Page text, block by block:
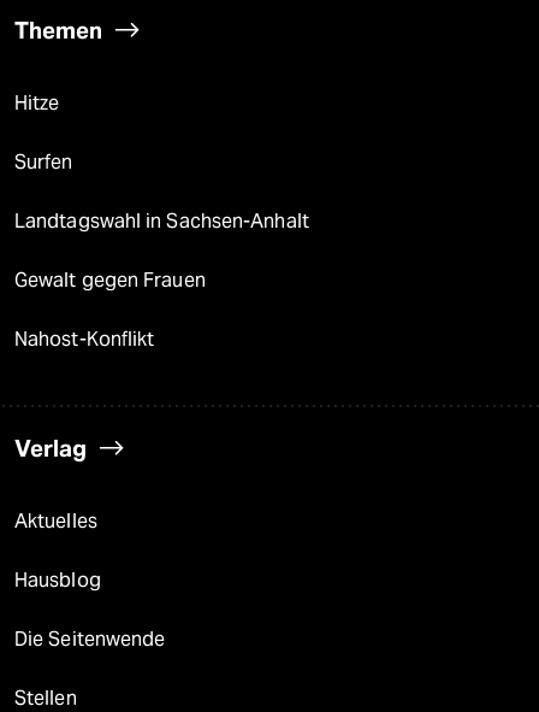
Themen
Hitze
Surfen
Landtagswahl in Sachsen-Anhalt
Gewalt gegen Frauen
Nahost-Konflikt
Verlag
Aktuelles
Hausblog
Die Seitenwende
Stellen